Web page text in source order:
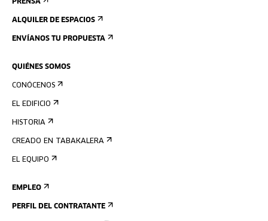
PRENSA
ALQUILER DE ESPACIOS
ENVÍANOS TU PROPUESTA
QUIÉNES SOMOS
CONÓCENOS
EL EDIFICIO
HISTORIA
CREADO EN TABAKALERA
EL EQUIPO
EMPLEO
PERFIL DEL CONTRATANTE